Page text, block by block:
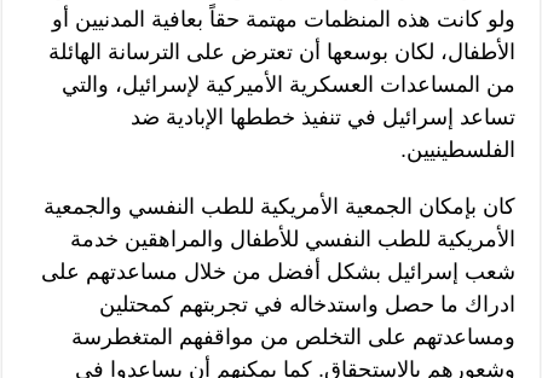
ولو كانت هذه المنظمات مهتمة حقاً بعافية المدنيين أو
الأطفال، لكان بوسعها أن تعترض على الترسانة الهائلة
من المساعدات العسكرية الأميركية لإسرائيل، والتي
تساعد إسرائيل في تنفيذ خططها الإبادية ضد
الفلسطينيين.
كان بإمكان الجمعية الأمريكية للطب النفسي والجمعية
الأمريكية للطب النفسي للأطفال والمراهقين خدمة
شعب إسرائيل بشكل أفضل من خلال مساعدتهم على
ادراك ما حصل واستدخاله في تجربتهم كمحتلين
ومساعدتهم على التخلص من مواقفهم المتغطرسة
وشعورهم بالاستحقاق. كما يمكنهم أن يساعدوا في